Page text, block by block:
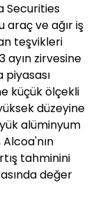
Securities
araç ve ağır iş
teşvikleri
ayın zirvesine
piyasası
küçük ölçekli
düzeyine
alüminyum
tahminini
değer